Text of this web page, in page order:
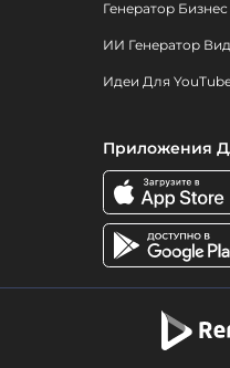
Генератор
ИИ Генератор
Идеи Для
Приложения